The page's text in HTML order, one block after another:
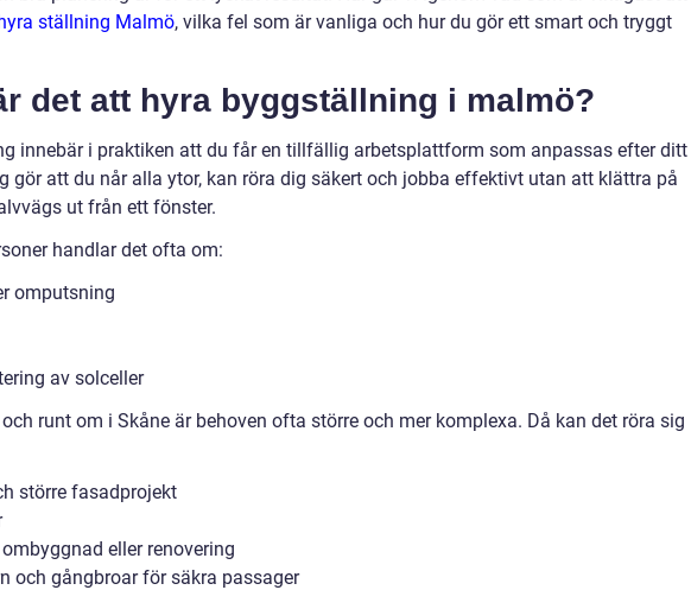
ställning Malmö, vilka fel som är vanliga och hur du gör ett smart och tryggt
det att hyra byggställning i malmö?
innebär i praktiken att du får en tillfällig arbetsplattform som anpassas efter ditt
gör att du når alla ytor, kan röra dig säkert och jobba effektivt utan att klättra på
ut från ett fönster.
handlar det ofta om:
omputsning
av solceller
runt om i Skåne är behoven ofta större och mer komplexa. Då kan det röra sig
större fasadprojekt
eller renovering
och gångbroar för säkra passager